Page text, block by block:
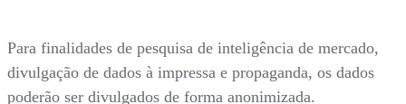
Para finalidades de pesquisa de inteligência de mercado,
divulgação de dados à impressa e propaganda, os dados
poderão ser divulgados de forma anonimizada.